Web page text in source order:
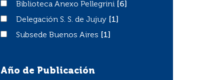
Biblioteca Anexo Pellegrini
Biblioteca Anexo Pellegrini
[6]
Delegación S. S. de Jujuy
Delegación S. S. de Jujuy
[1]
Subsede Buenos Aires
Subsede Buenos Aires [1]
Año de Publicación